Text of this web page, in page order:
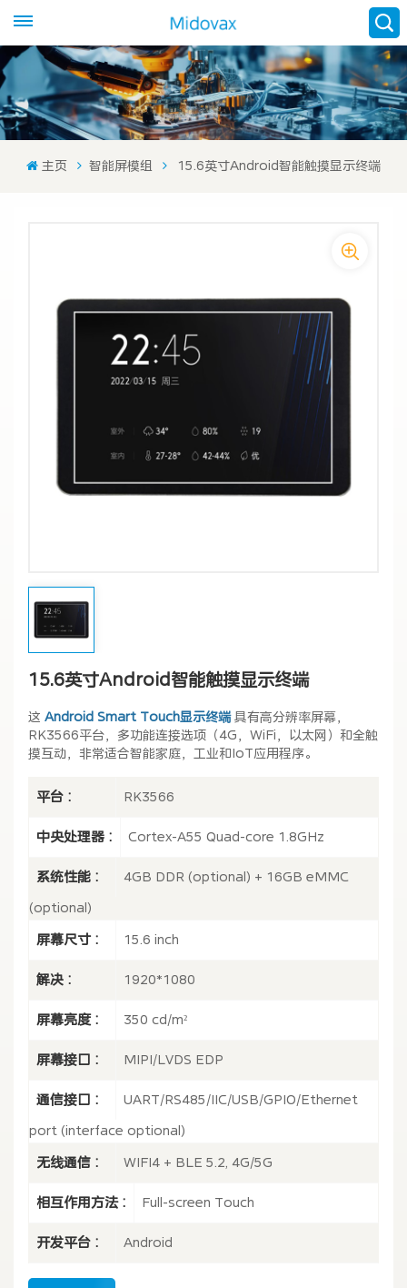
主页 智能屏模组 15.6英寸Android智能触摸显示终端
15.6英寸Android智能触摸显示终端
这 Android Smart Touch显示终端具有高分辨率屏幕，
RK3566平台，多功能连接选项（4G，WiFi，以太网）和全触
摸互动，非常适合智能家庭，工业和IoT应用程序。
平台 : RK3566
中央处理器 : Cortex-A55 Quad-core 1.8GHz
系统性能 : 4GB DDR (optional) + 16GB eMMC
(optional)
屏幕尺寸 : 15.6 inch
解决 : 1920*1080
屏幕亮度 : 350 cd/m²
屏幕接口 : MIPI/LVDS EDP
通信接口 : UART/RS485/IIC/USB/GPIO/Ethernet
port (interface optional)
无线通信 : WIFI4 + BLE 5.2, 4G/5G
相互作用方法 : Full-screen Touch
开发平台 : Android